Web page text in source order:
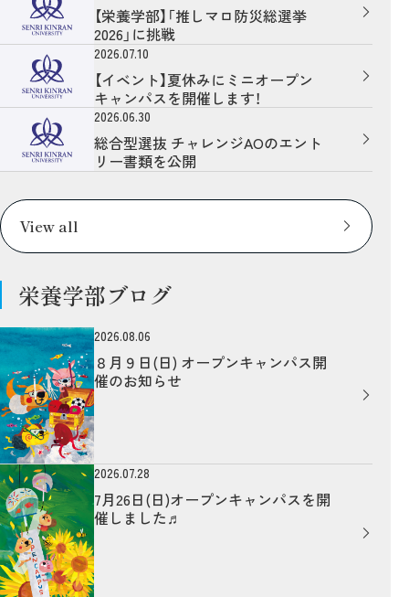
【栄養学部】「推しマロ防災総選挙
2026」に挑戦
2026.07.10
【イベント】夏休みにミニオープン
キャンパスを開催します！
2026.06.30
総合型選抜 チャレンジAOのエント
リー書類を公開
View all
栄養学部ブログ
2026.08.06
８月９日(日) オープンキャンパス開
催のお知らせ
2026.07.28
7月26日(日)オープンキャンパスを開
催しました♬